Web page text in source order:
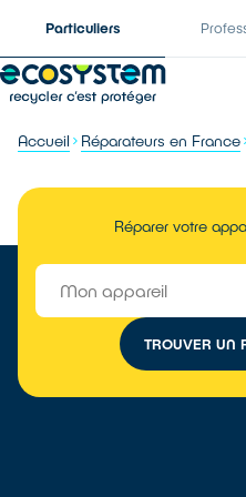
Particuliers
Accueil Réparateurs en France
Réparer votre
TROUVER UN